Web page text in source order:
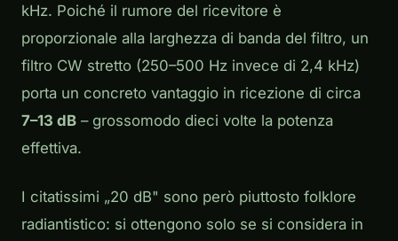
kHz. Poiché il rumore del ricevitore è
proporzionale alla larghezza di banda del filtro, un
filtro CW stretto (250–500 Hz invece di 2,4 kHz)
porta un concreto vantaggio in ricezione di circa
7–13 dB – grossomodo dieci volte la potenza
effettiva.
I citatissimi „20 dB" sono però piuttosto folklore
radiantistico: si ottengono solo se si considera in